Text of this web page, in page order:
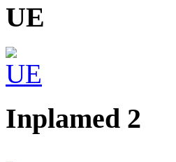
UE
Inplamed 2